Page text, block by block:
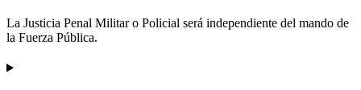
La Justicia Penal Militar o Policial será independiente del mando de
la Fuerza Pública.